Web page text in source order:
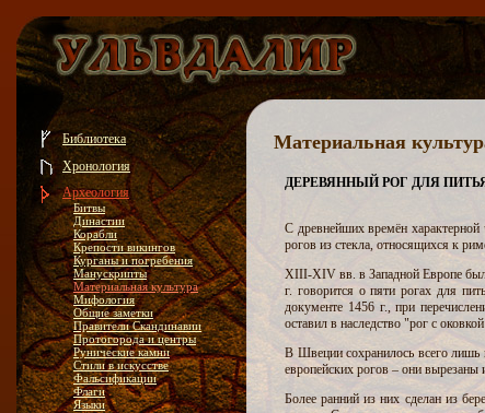
Библиотека
Хронология
Археология
Битвы
Династии
Корабли
Крепости викингов
Курганы и погребения
Манускрипты
Материальная культура
Мифология
Общие заметки
Правители Скандинавии
Протогорода и центры
Рунические камни
Стили в искусстве
Фальсификации
Флаги
Языки
Материальная
ДЕРЕВЯННЫЙ РОГ ДЛЯ
С древнейших времён характерной
рогов из стекла, относящихся к
XIII-XIV вв. в Западной Европе
г. говорится о пяти рогах для
документе 1456 г., при
оставил в наследство "рог с
В Швеции сохранилось всего лишь
европейских рогов – они вырезаны
Более ранний из них сделан из